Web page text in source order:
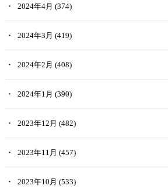
2024年4月 (374)
2024年3月 (419)
2024年2月 (408)
2024年1月 (390)
2023年12月 (482)
2023年11月 (457)
2023年10月 (533)